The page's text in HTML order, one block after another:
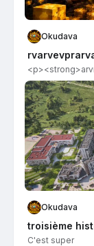
Okudava
Okudava
troisième
C'est super